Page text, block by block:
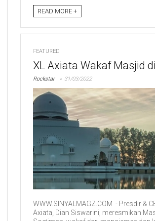
READ MORE +
FEATURED
XL Axiata Wakaf Masjid
Rockstar 31/03/2022
WWW.SINYALMAGZ.COM - Presdir &
Axiata, Dian Siswarini, meresmikan